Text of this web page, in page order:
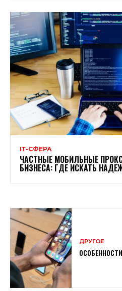
ІТ-СФЕРА
ЧАСТНЫЕ МОБИЛЬНЫЕ
БИЗНЕСА: ГДЕ ИСКАТЬ
ДРУГОЕ